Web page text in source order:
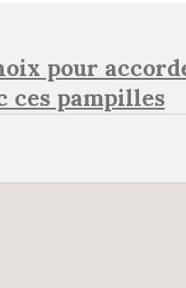
pour
ces pampilles